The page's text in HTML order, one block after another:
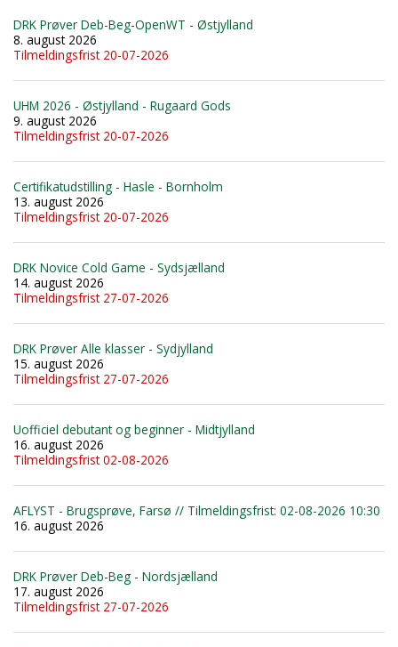
DRK Prøver Deb-Beg-OpenWT - Østjylland
8. august 2026
Tilmeldingsfrist 20-07-2026
UHM 2026 - Østjylland - Rugaard Gods
9. august 2026
Tilmeldingsfrist 20-07-2026
Certifikatudstilling - Hasle - Bornholm
13. august 2026
Tilmeldingsfrist 20-07-2026
DRK Novice Cold Game - Sydsjælland
14. august 2026
Tilmeldingsfrist 27-07-2026
DRK Prøver Alle klasser - Sydjylland
15. august 2026
Tilmeldingsfrist 27-07-2026
Uofficiel debutant og beginner - Midtjylland
16. august 2026
Tilmeldingsfrist 02-08-2026
AFLYST - Brugsprøve, Farsø // Tilmeldingsfrist: 02-08-2026 10:30
16. august 2026
DRK Prøver Deb-Beg - Nordsjælland
17. august 2026
Tilmeldingsfrist 27-07-2026